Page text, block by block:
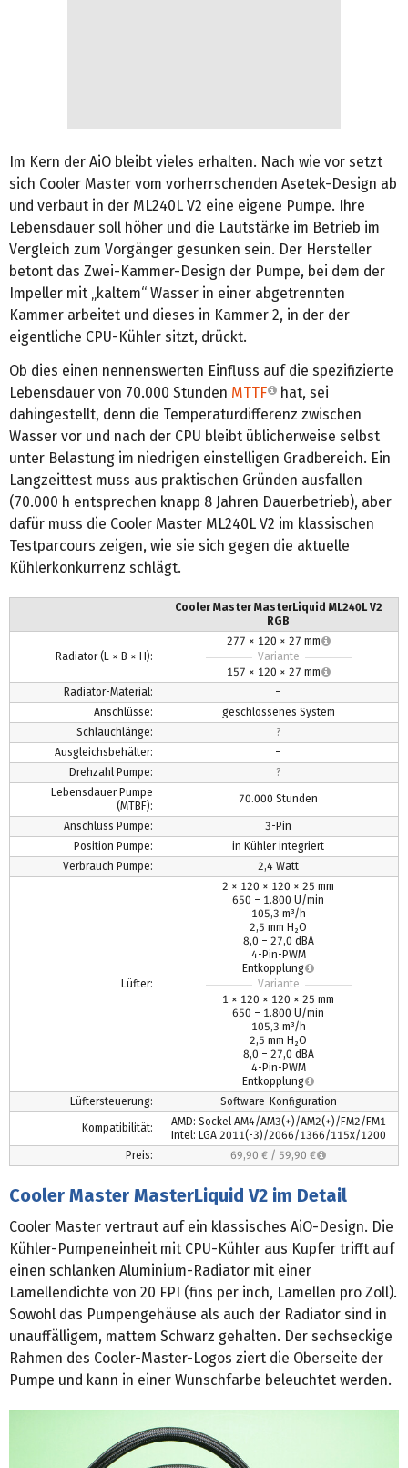
Im Kern der AiO bleibt vieles erhalten. Nach wie vor setzt
sich Cooler Master vom vorherrschenden Asetek-Design ab
und verbaut in der ML240L V2 eine eigene Pumpe. Ihre
Lebensdauer soll höher und die Lautstärke im Betrieb im
Vergleich zum Vorgänger gesunken sein. Der Hersteller
betont das Zwei-Kammer-Design der Pumpe, bei dem der
Impeller mit „kaltem“ Wasser in einer abgetrennten
Kammer arbeitet und dieses in Kammer 2, in der der
eigentliche CPU-Kühler sitzt, drückt.
Ob dies einen nennenswerten Einfluss auf die spezifizierte
Lebensdauer von 70.000 Stunden MTTF
hat, sei
dahingestellt, denn die Temperaturdifferenz zwischen
Wasser vor und nach der CPU bleibt üblicherweise selbst
unter Belastung im niedrigen einstelligen Gradbereich. Ein
Langzeittest muss aus praktischen Gründen ausfallen
(70.000 h entsprechen knapp 8 Jahren Dauerbetrieb), aber
dafür muss die Cooler Master ML240L V2 im klassischen
Testparcours zeigen, wie sie sich gegen die aktuelle
Kühlerkonkurrenz schlägt.
Cooler Master MasterLiquid ML240L V2
RGB
Radiator (L × B × H):
277 × 120 × 27 mm
Variante
157 × 120 × 27 mm
Radiator-Material:
–
Anschlüsse:
geschlossenes System
Schlauchlänge:
?
Ausgleichsbehälter:
–
Drehzahl Pumpe:
?
Lebensdauer Pumpe
(MTBF):
70.000 Stunden
Anschluss Pumpe:
3-Pin
Position Pumpe:
in Kühler integriert
Verbrauch Pumpe:
2,4 Watt
Lüfter:
2 × 120 × 120 × 25 mm
650 – 1.800 U/min
105,3 m³/h
2,5 mm H₂O
8,0 – 27,0 dBA
4-Pin-PWM
Entkopplung
Variante
1 × 120 × 120 × 25 mm
650 – 1.800 U/min
105,3 m³/h
2,5 mm H₂O
8,0 – 27,0 dBA
4-Pin-PWM
Entkopplung
Lüftersteuerung:
Software-Konfiguration
Kompatibilität:
AMD: Sockel AM4/AM3(+)/AM2(+)/FM2/FM1
Intel: LGA 2011(-3)/2066/1366/115x/1200
Preis:
69,90 € / 59,90 €
Cooler Master MasterLiquid V2 im Detail
Cooler Master vertraut auf ein klassisches AiO-Design. Die
Kühler-Pumpeneinheit mit CPU-Kühler aus Kupfer trifft auf
einen schlanken Aluminium-Radiator mit einer
Lamellendichte von 20 FPI (fins per inch, Lamellen pro Zoll).
Sowohl das Pumpengehäuse als auch der Radiator sind in
unauffälligem, mattem Schwarz gehalten. Der sechseckige
Rahmen des Cooler-Master-Logos ziert die Oberseite der
Pumpe und kann in einer Wunschfarbe beleuchtet werden.